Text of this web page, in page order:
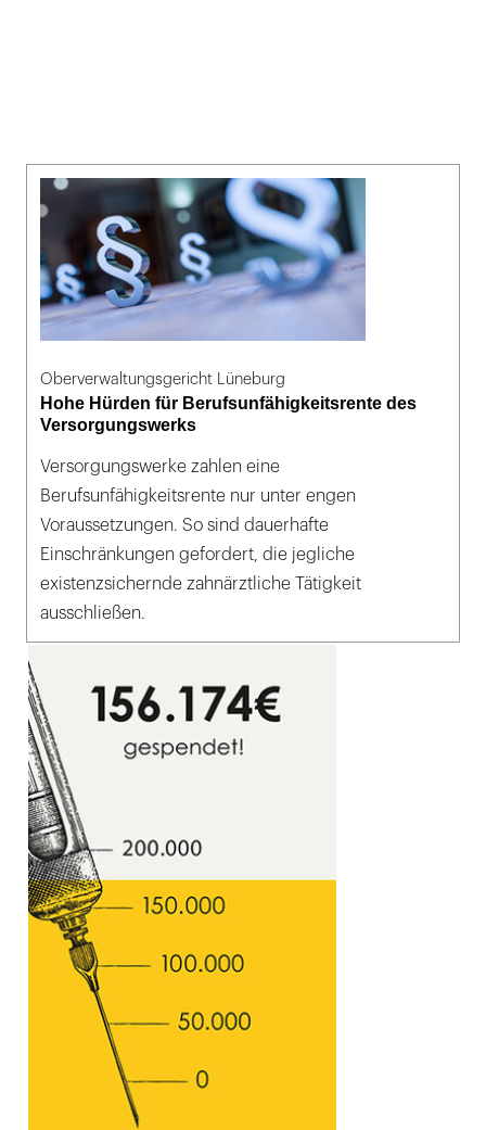
Oberverwaltungsgericht Lüneburg
Hohe Hürden für Berufsunfähigkeitsrente des
Versorgungswerks
Versorgungswerke zahlen eine
Berufsunfähigkeitsrente nur unter engen
Voraussetzungen. So sind dauerhafte
Einschränkungen gefordert, die jegliche
existenzsichernde zahnärztliche Tätigkeit
ausschließen.